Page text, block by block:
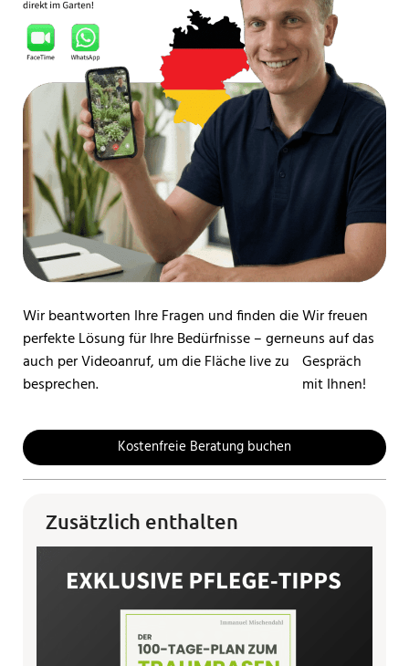
Wir beantworten Ihre Fragen und finden die
perfekte Lösung für Ihre Bedürfnisse – gerne
auch per Videoanruf, um die Fläche live zu
besprechen.
Wir freuen
uns auf das
Gespräch
mit Ihnen!
Kostenfreie Beratung buchen
Zusätzlich enthalten